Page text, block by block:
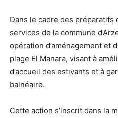
Dans le cadre des préparatifs
services de la commune
opération d’aménagement et
plage El Manara, visant à
d’accueil des estivants et à
balnéaire.
Cette action s’inscrit dans la